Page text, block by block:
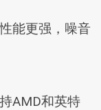
能更强，噪音
AMD和英特